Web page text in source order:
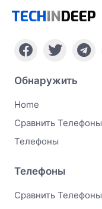
TECHINDEEP
Обнаружить
Home
Сравнить Телефоны
Телефоны
Телефоны
Сравнить Телефоны